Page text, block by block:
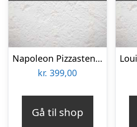
Napoleon Pizzasten, Passer TravelQ/Pro285 – 70083
kr. 399,00
Gå til shop